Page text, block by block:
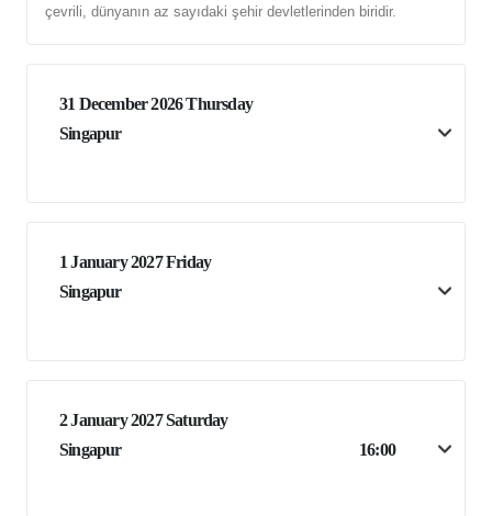
çevrili, dünyanın az sayıdaki şehir devletlerinden biridir.
31 December 2026 Thursday
Singapur
1 January 2027 Friday
Singapur
2 January 2027 Saturday
Singapur
16:00